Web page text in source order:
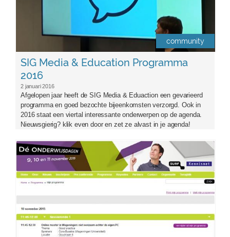
community
SIG Media & Education Programma
2016
2 januari 2016
Afgelopen jaar heeft de SIG Media & Eduaction een gevarieerd
programma en goed bezochte bijeenkomsten verzorgd. Ook in
2016 staat een viertal interessante onderwerpen op de agenda.
Nieuwsgierig? klik even door en zet ze alvast in je agenda!
owd2015.png